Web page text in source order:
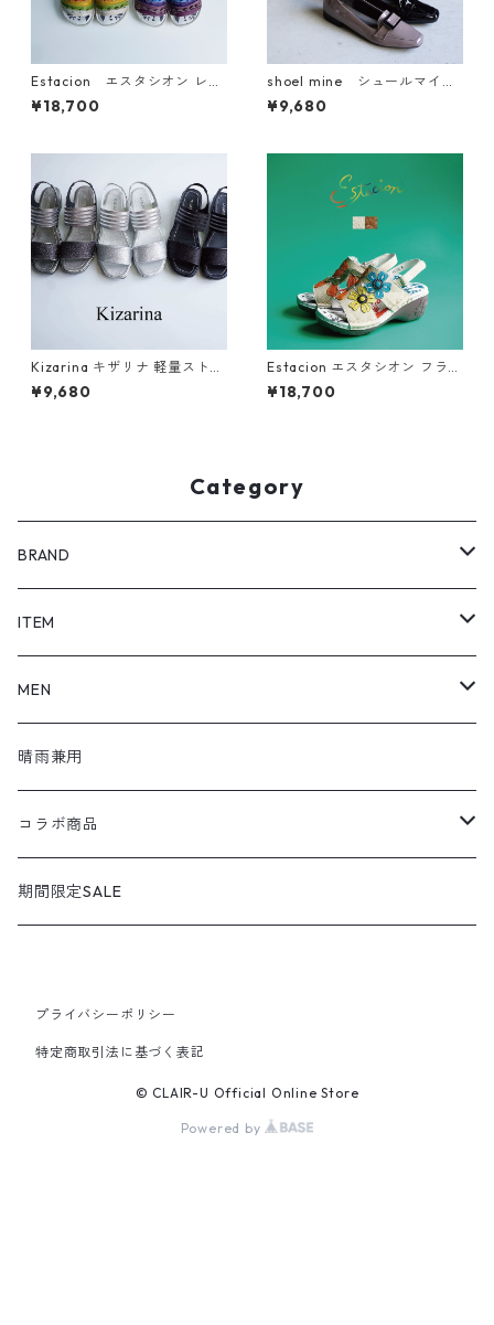
Estacion エスタシオン レザ
ーフリル サンダル th183
¥18,700
shoel mine シュールマイ
ン バックルモチーフエナメ
ルパンプス 1785
¥9,680
Kizarina キザリナ 軽量ストレ
ッチサンダル KZ5171
¥9,680
Estacion エスタシオン フラワ
ーモチーフ厚底本革バックス
トラップサンダル NK222C
¥18,700
Category
BRAND
SHOEL / シュール
shoel mine / シュールマイン
shoel SPORT / シュールスポーツ
shoel men / シュールメンズ
KIZARINA / キザリナ
MICHEL KLEIN / ミッシェルクラン
GEOX / ジェオックス
ITEM
pumps / パンプス
loafers / ローファー
lace up / レースアップ
strap shoes / ストラップシューズ
sneakers / スニーカー
slip-on / スリッポン
MEN
シューズ
晴雨兼用
コラボ商品
広島東洋カープコラボ
期間限定SALE
プライバシーポリシー
特定商取引法に基づく表記
© CLAIR-U Official Online Store
Powered by